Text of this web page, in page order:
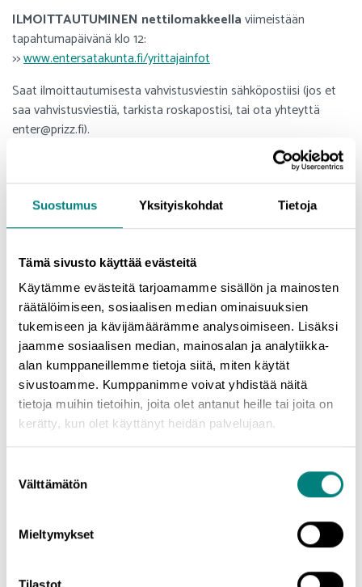
Suostumus Yksityiskohdat Tietoja
Tämä sivusto käyttää evästeitä
Käytämme evästeitä tarjoamamme sisällön ja mainosten
räätälöimiseen, sosiaalisen median ominaisuuksien
tukemiseen ja kävijämäärämme analysoimiseen. Lisäksi
jaamme sosiaalisen median, mainosalan ja analytiikka-
alan kumppaneillemme tietoja siitä, miten käytät
sivustoamme. Kumppanimme voivat yhdistää näitä
tietoja muihin tietoihin, joita olet antanut heille tai joita on
kerätty, kun olet käyttänyt heidän palvelujaan.
valinta
Välttämätön
Mieltymykset
Tilastot
ILMOITTAUTUMINEN nettilomakkeellaviimeistään
tapahtumapäivänä klo 12:
>>www.entersatakunta.fi/yrittajainfot
Saat ilmoittautumisesta vahvistusviestin sähköpostiisi (jos et
saa vahvistusviestiä, tarkista roskapostisi, tai ota yhteyttä
enter@prizz.fi).
Uusyrityskeskus EnterTM
Satakuntayhteistyössä Prizztech Oy:n, Satakunnan Yrittäjien,
Satakunnan TE-toimiston sekä satakuntalaisten kuntien ja
* * * *
Yrittäjyysinfot teemoittain:
Minustako yrittäjä? -infot| Yleiskatsaus yrittäjyyteen ja
starttirahan hakemiseen sekä tietoa maksuttomista
neuvontapalveluista Satakunnassa (infot järjestetään
webinaareina ja iltainfoina eri paikkakunnilla Satakunnassa)
Mistä idea yrittäjyyteen?| Liikeidean keksiminen, yrittäjäksi
yritysoston kautta, jne. (webinaari)
-Liikeidea 1/2: Ideasta liikeideaksi| Ohjausta liikeidean
Liikeidea 2/2: Liikeideasta suunnitelmaksi
| Mitä kaikkea
(webinaari)
| Käytännön tietoa
sivutoimisesta yrittäjyydestä ja kevytyrittäjyydestä (webinaari)